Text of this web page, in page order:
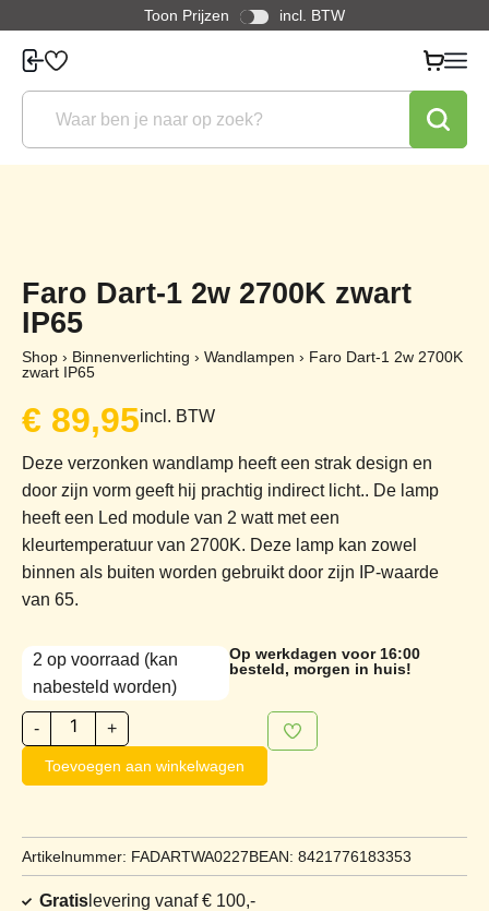
Toon Prijzen incl. BTW
Faro Dart-1 2w 2700K zwart
IP65
Shop › Binnenverlichting › Wandlampen › Faro Dart-1 2w 2700K
zwart IP65
€ 89,95incl. BTW
Deze verzonken wandlamp heeft een strak design en
door zijn vorm geeft hij prachtig indirect licht.. De lamp
heeft een Led module van 2 watt met een
kleurtemperatuur van 2700K. Deze lamp kan zowel
binnen als buiten worden gebruikt door zijn IP-waarde
van 65.
2 op voorraad (kan
nabesteld worden)
Op werkdagen voor 16:00
besteld, morgen in huis!
- +
Toevoegen aan winkelwagen
Artikelnummer: FADARTWA0227BEAN: 8421776183353
Gratis levering vanaf € 100,-